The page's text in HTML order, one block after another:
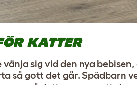
KATTER
vänja sig vid den nya
så gott det går. Spädbarn